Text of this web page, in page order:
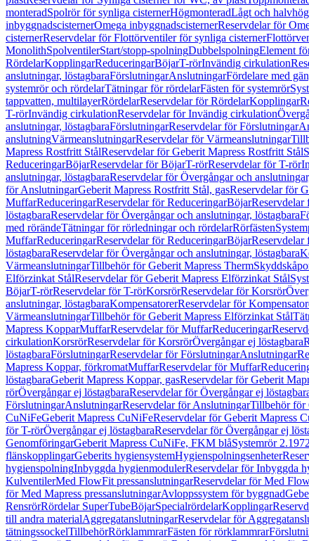
monteradSpolrör för synliga cisternerHögmonteradLågt och
inbyggnadscisternerOmega inbyggnadscisternerReservdelar för
cisternerReservdelar för Flottörventiler för synliga cisterner
MonolithSpolventilerStart/stopp-spolningDubbelspolningElement
RördelarKopplingarReduceringarBöjarT-rörInvändig cirkulation
anslutningar, löstagbaraFörslutningarAnslutningarFördelare med
systemrör och rördelarTätningar för rördelarFästen för systemrör
tappvatten, multilayerRördelarReservdelar för RördelarKopplingar
T-rörInvändig cirkulationReservdelar för Invändig cirkulation
anslutningar, löstagbaraFörslutningarReservdelar för Förslutningar
anslutningVärmeanslutningarReservdelar för Värmeanslutningar
Mapress Rostfritt StålReservdelar för Geberit Mapress Rostfritt Stål
ReduceringarBöjarReservdelar för BöjarT-rörReservdelar för T-rör
anslutningar, löstagbaraReservdelar för Övergångar och
för AnslutningarGeberit Mapress Rostfritt Stål, gasReservdelar för
MuffarReduceringarReservdelar för ReduceringarBöjarReservdelar
löstagbaraReservdelar för Övergångar och anslutningar, löstagbara
med rörändeTätningar för rörledningar och rördelarRörfästen
MuffarReduceringarReservdelar för ReduceringarBöjarReservdelar
löstagbaraReservdelar för Övergångar och anslutningar, löstagbara
VärmeanslutningarTillbehör för Geberit Mapress Therm
Elförzinkat StålReservdelar för Geberit Mapress Elförzinkat Stål
BöjarT-rörReservdelar för T-rörKorsrörReservdelar för Korsrör
anslutningar, löstagbaraKompensatorerReservdelar för
VärmeanslutningarTillbehör för Geberit Mapress Elförzinkat Stål
Mapress KopparMuffarReservdelar för MuffarReduceringar
cirkulationKorsrörReservdelar för KorsrörÖvergångar ej löstagbara
löstagbaraFörslutningarReservdelar för FörslutningarAnslutningar
Mapress Koppar, förkromatMuffarReservdelar för Muffar
löstagbaraGeberit Mapress Koppar, gasReservdelar för Geberit
rörÖvergångar ej löstagbaraReservdelar för Övergångar ej
FörslutningarAnslutningarReservdelar för AnslutningarTillbehör för
CuNiFeGeberit Mapress CuNiFeReservdelar för Geberit Mapress
för T-rörÖvergångar ej löstagbaraReservdelar för Övergångar ej
GenomföringarGeberit Mapress CuNiFe, FKM blåSystemrör 2.1972
flänskopplingarGeberits hygiensystemHygienspolningsenheter
hygienspolningInbyggda hygienmodulerReservdelar för Inbyggda
KulventilerMed FlowFit pressanslutningarReservdelar för Med
för Med Mapress pressanslutningarAvloppssystem för byggnad
RensrörRördelar SuperTubeBöjarSpecialrördelarKopplingar
till andra materialAggregatanslutningarReservdelar för
tätningssockelTillbehörRörklammrarFästen för rörklammrar